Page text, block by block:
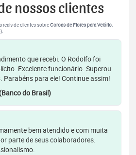
nossos clientes
reais de clientes sobreCoroas de Flores para Velório.
que recebi. O Rodolfo foi
Excelente funcionário. Superou
Parabéns para ele! Continue assim!
do Brasil)
bem atendido e com muita
parte de seus colaboradores.